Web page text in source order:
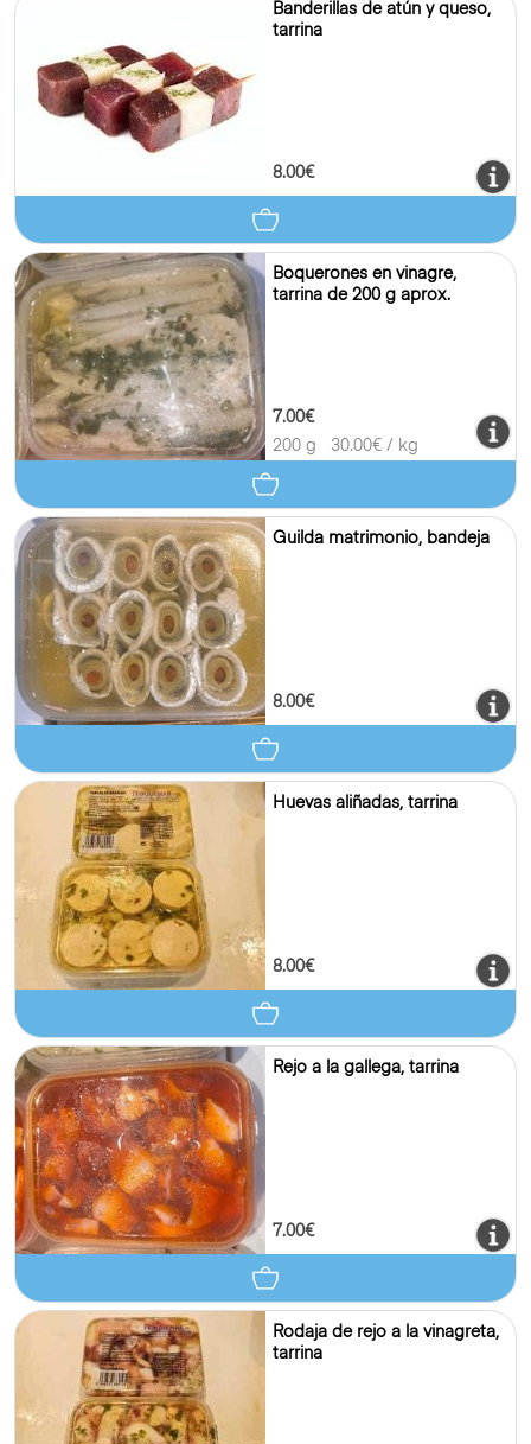
Banderillas de atún y queso,
tarrina
8.00€
Boquerones en vinagre,
tarrina de 200 g aprox.
7.00€
200 g
30.00€ / kg
Guilda matrimonio, bandeja
8.00€
Huevas aliñadas, tarrina
8.00€
Rejo a la gallega, tarrina
7.00€
Rodaja de rejo a la vinagreta,
tarrina